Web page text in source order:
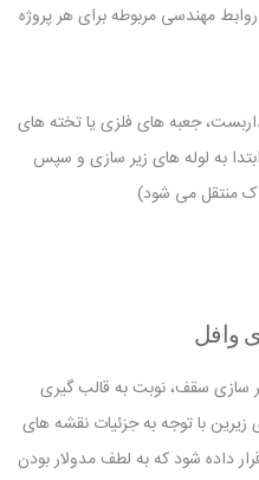
مهندسی مربوطه برای هر پروژه
جعبه های فلزی یا تخته های
به لوله های زیر سازی و سپس
منتقل می شود)
وافل
سازی سقف، نوبت به قالب گیری
با توجه به جزئیات نقشه های
داده شود که به لطف مدولار بودن